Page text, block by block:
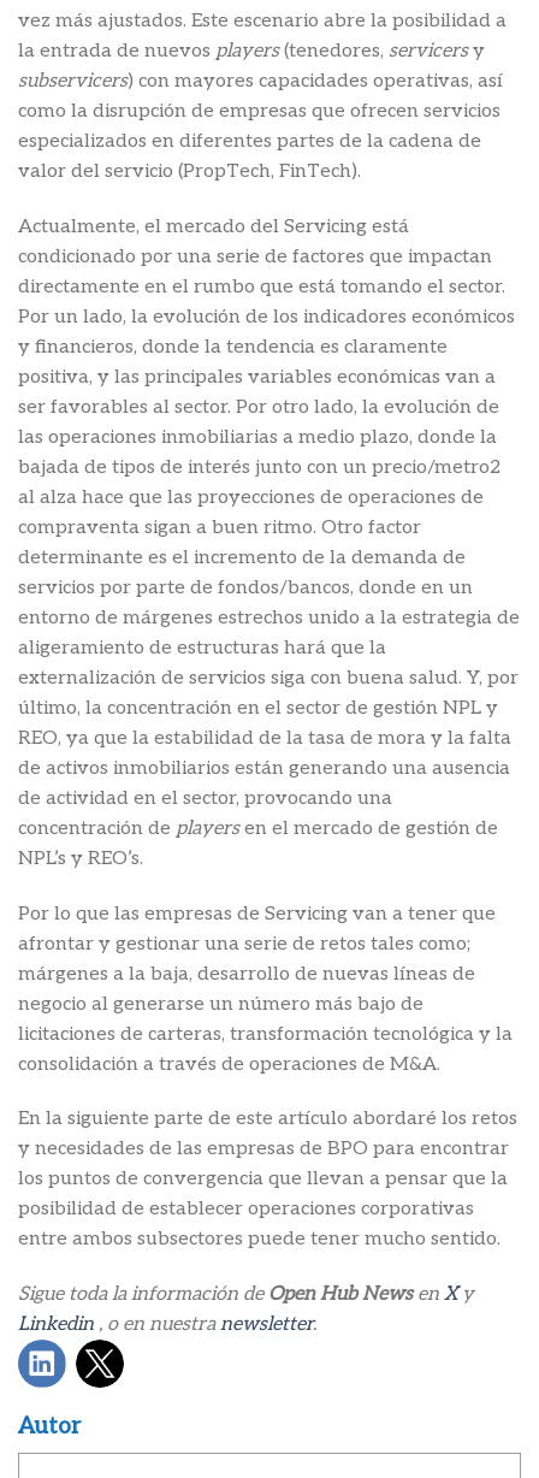
vez más ajustados. Este escenario abre la posibilidad a
la entrada de nuevos players(tenedores, servicersy
subservicers) con mayores capacidades operativas, así
como la disrupción de empresas que ofrecen servicios
especializados en diferentes partes de la cadena de
valor del servicio (PropTech, FinTech).
Actualmente, el mercado del Servicing está
condicionado por una serie de factores que impactan
directamente en el rumbo que está tomando el sector.
Por un lado, la evolución de los indicadores económicos
y financieros, donde la tendencia es claramente
positiva, y las principales variables económicas van a
ser favorables al sector. Por otro lado, la evolución de
las operaciones inmobiliarias a medio plazo, donde la
bajada de tipos de interés junto con un precio/metro2
al alza hace que las proyecciones de operaciones de
compraventa sigan a buen ritmo. Otro factor
determinante es el incremento de la demanda de
servicios por parte de fondos/bancos, donde en un
entorno de márgenes estrechos unido a la estrategia de
aligeramiento de estructuras hará que la
externalización de servicios siga con buena salud. Y, por
último, la concentración en el sector de gestión NPL y
REO, ya que la estabilidad de la tasa de mora y la falta
de activos inmobiliarios están generando una ausencia
de actividad en el sector, provocando una
concentración de playersen el mercado de gestión de
NPL’s y REO’s.
Por lo que las empresas de Servicing van a tener que
afrontar y gestionar una serie de retos tales como;
márgenes a la baja, desarrollo de nuevas líneas de
negocio al generarse un número más bajo de
licitaciones de carteras, transformación tecnológica y la
consolidación a través de operaciones de M&A.
En la siguiente parte de este artículo abordaré los retos
y necesidades de las empresas de BPO para encontrar
los puntos de convergencia que llevan a pensar que la
posibilidad de establecer operaciones corporativas
entre ambos subsectores puede tener mucho sentido.
Sigue toda la información de Open Hub Newsen Xy
Linkedin , o en nuestranewsletter.
Autor